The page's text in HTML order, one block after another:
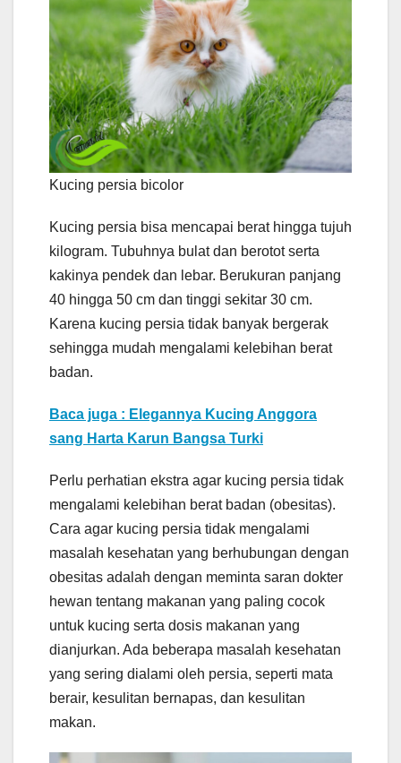
Kucing persia bicolor
Kucing persia bisa mencapai berat hingga tujuh
kilogram. Tubuhnya bulat dan berotot serta
kakinya pendek dan lebar. Berukuran panjang
40 hingga 50 cm dan tinggi sekitar 30 cm.
Karena kucing persia tidak banyak bergerak
sehingga mudah mengalami kelebihan berat
badan.
Baca juga : Elegannya Kucing Anggora
sang Harta Karun Bangsa Turki
Perlu perhatian ekstra agar kucing persia tidak
mengalami kelebihan berat badan (obesitas).
Cara agar kucing persia tidak mengalami
masalah kesehatan yang berhubungan dengan
obesitas adalah dengan meminta saran dokter
hewan tentang makanan yang paling cocok
untuk kucing serta dosis makanan yang
dianjurkan. Ada beberapa masalah kesehatan
yang sering dialami oleh persia, seperti mata
berair, kesulitan bernapas, dan kesulitan
makan.